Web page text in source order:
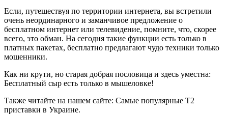
Если, путешествуя по территории интернета, вы встретили
очень неординарного и заманчивое предложение о
бесплатном интернет или телевидение, помните, что, скорее
всего, это обман. На сегодня такие функции есть только в
платных пакетах, бесплатно предлагают чудо техники только
мошенники.
Как ни крути, но старая добрая пословица и здесь уместна:
Бесплатный сыр есть только в мышеловке!
Также читайте на нашем сайте: Самые популярные Т2
приставки в Украине.